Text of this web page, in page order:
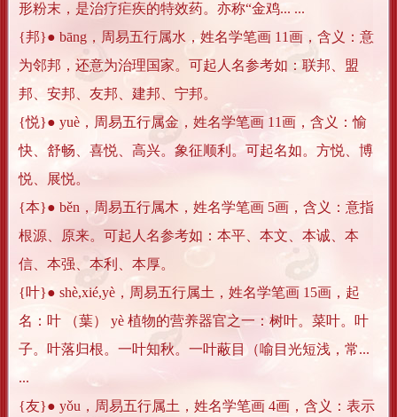
形粉末，是治疗疟疾的特效药。亦称“金鸡... ...
{邦}● bāng，周易五行属水，姓名学笔画 11画，含义：意
为邻邦，还意为治理国家。可起人名参考如：联邦、盟
邦、安邦、友邦、建邦、宁邦。
{悦}● yuè，周易五行属金，姓名学笔画 11画，含义：愉
快、舒畅、喜悦、高兴。象征顺利。可起名如。方悦、博
悦、展悦。
{本}● běn，周易五行属木，姓名学笔画 5画，含义：意指
根源、原来。可起人名参考如：本平、本文、本诚、本
信、本强、本利、本厚。
{叶}● shè,xié,yè，周易五行属土，姓名学笔画 15画，起
名：叶 （葉） yè 植物的营养器官之一：树叶。菜叶。叶
子。叶落归根。一叶知秋。一叶蔽目（喻目光短浅，常...
...
{友}● yǒu，周易五行属土，姓名学笔画 4画，含义：表示